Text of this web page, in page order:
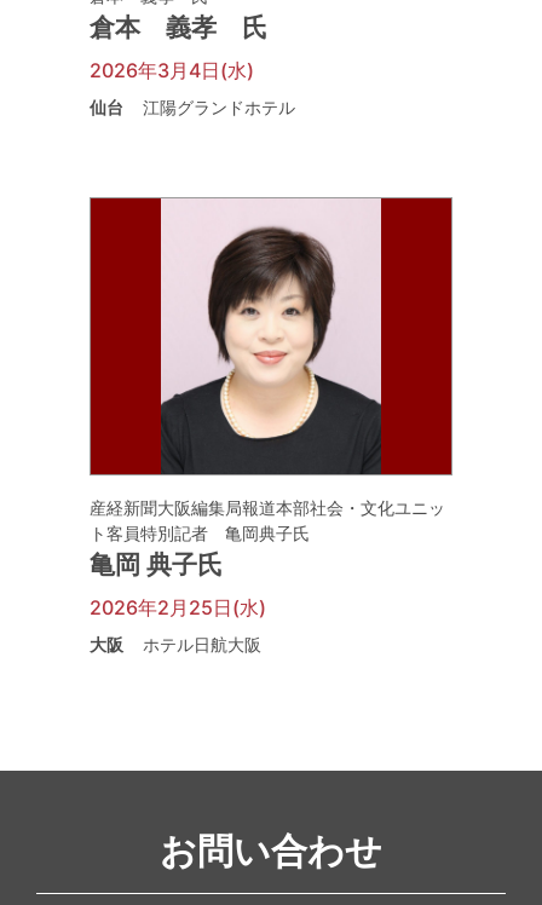
倉本 義孝 氏
2026年3月4日(水)
仙台 江陽グランドホテル
産経新聞大阪編集局報道本部社会・文化ユニッ
ト客員特別記者 亀岡典子氏
亀岡 典子氏
2026年2月25日(水)
大阪 ホテル日航大阪
お問い合わせ